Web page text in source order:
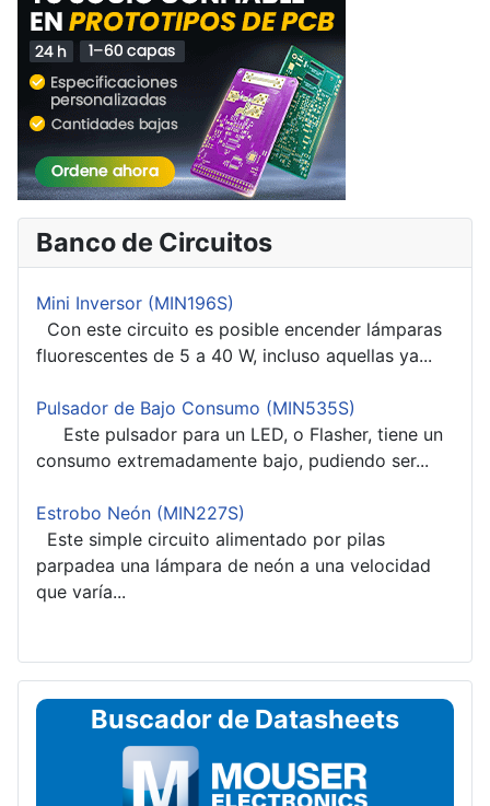
Banco de Circuitos
Mini Inversor (MIN196S)
Con este circuito es posible encender lámparas
fluorescentes de 5 a 40 W, incluso aquellas ya...
Pulsador de Bajo Consumo (MIN535S)
Este pulsador para un LED, o Flasher, tiene un
consumo extremadamente bajo, pudiendo ser...
Estrobo Neón (MIN227S)
Este simple circuito alimentado por pilas
parpadea una lámpara de neón a una velocidad
que varía...
Buscador de Datasheets